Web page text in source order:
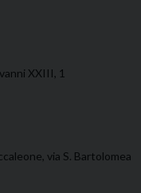
XXIII, 1
via S. Bartolomea